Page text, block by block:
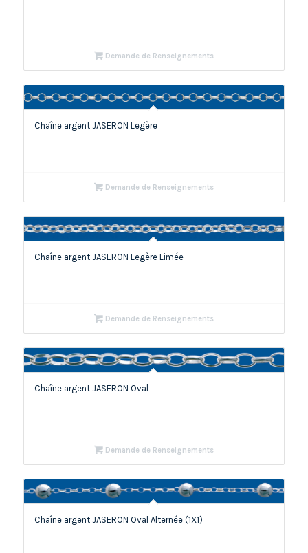
Demande de Renseignements
Chaîne argent JASERON Legère
Demande de Renseignements
Chaîne argent JASERON Legère Limée
Demande de Renseignements
Chaîne argent JASERON Oval
Demande de Renseignements
Chaîne argent JASERON Oval Alternée (1X1)